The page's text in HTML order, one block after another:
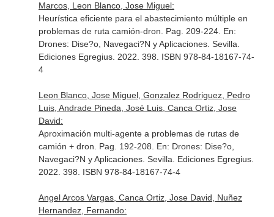
Marcos, Leon Blanco, Jose Miguel:
Heurística eficiente para el abastecimiento múltiple en
problemas de ruta camión-dron. Pag. 209-224. En:
Drones: Dise?o, Navegaci?N y Aplicaciones. Sevilla.
Ediciones Egregius. 2022. 398. ISBN 978-84-18167-74-
4
Leon Blanco, Jose Miguel, Gonzalez Rodriguez, Pedro
Luis, Andrade Pineda, José Luis, Canca Ortiz, Jose
David:
Aproximación multi-agente a problemas de rutas de
camión + dron. Pag. 192-208. En: Drones: Dise?o,
Navegaci?N y Aplicaciones. Sevilla. Ediciones Egregius.
2022. 398. ISBN 978-84-18167-74-4
Angel Arcos Vargas, Canca Ortiz, Jose David, Nuñez
Hernandez, Fernando: